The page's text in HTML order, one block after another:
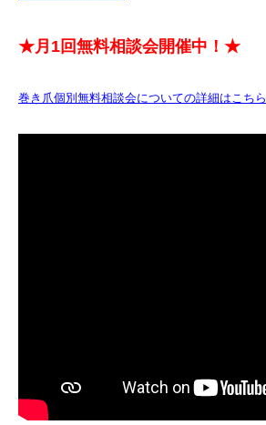
★月1回無料相談会開催中！★
巻き爪個別無料相談会についての詳細はこちら